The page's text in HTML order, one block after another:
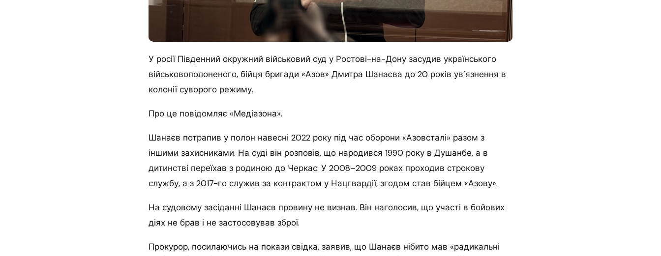
У росії Південний окружний військовий суд у Ростові-на-Дону засудив українського
військовополоненого, бійця бригади «Азов» Дмитра Шанаєва до 20 років ув’язнення в
колонії суворого режиму.
Про це повідомляє «Медіазона».
Шанаєв потрапив у полон навесні 2022 року під час оборони «Азовсталі» разом з
іншими захисниками. На суді він розповів, що народився 1990 року в Душанбе, а в
дитинстві переїхав з родиною до Черкас. У 2008–2009 роках проходив строкову
службу, а з 2017-го служив за контрактом у Нацгвардії, згодом став бійцем «Азову».
На судовому засіданні Шанаєв провину не визнав. Він наголосив, що участі в бойових
діях не брав і не застосовував зброї.
Прокурор, посилаючись на покази свідка, заявив, що Шанаєв нібито мав «радикальні